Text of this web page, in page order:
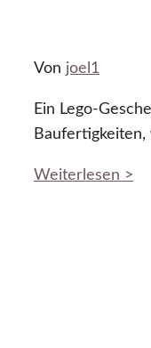
Von joel1
Ein Lego-
Baufertigkeiten,
Weiterlesen >